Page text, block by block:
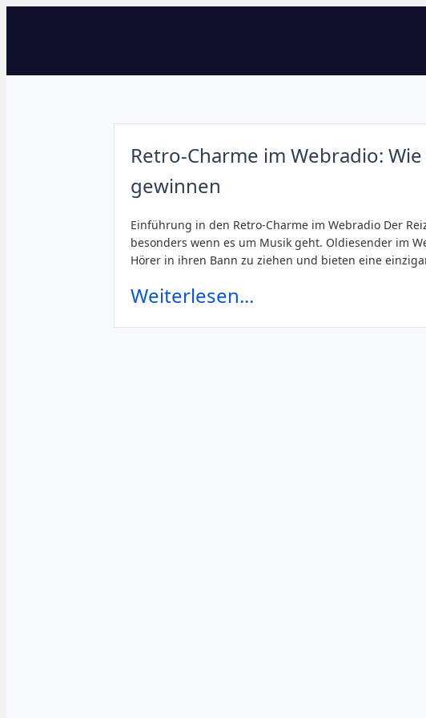
Retro-Charme im Webradio:
gewinnen
Einführung in den Retro-Charme im Webradio Der
besonders wenn es um Musik geht. Oldiesender im
Hörer in ihren Bann zu ziehen und bieten eine
Weiterlesen...